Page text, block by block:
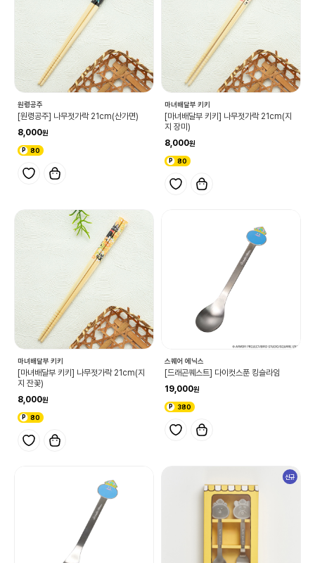
원령공주
[원령공주] 나무젓가락 21cm(산가면)
8,000
80
마녀배달부 키키
[마녀배달부 키키] 나무젓가락 21cm(지
지 장미)
8,000
80
마녀배달부 키키
[마녀배달부 키키] 나무젓가락 21cm(지
지 잔꽃)
8,000
80
스퀘어 에닉스
[드래곤퀘스트] 다이컷스푼 킹슬라임
19,000
380
신규